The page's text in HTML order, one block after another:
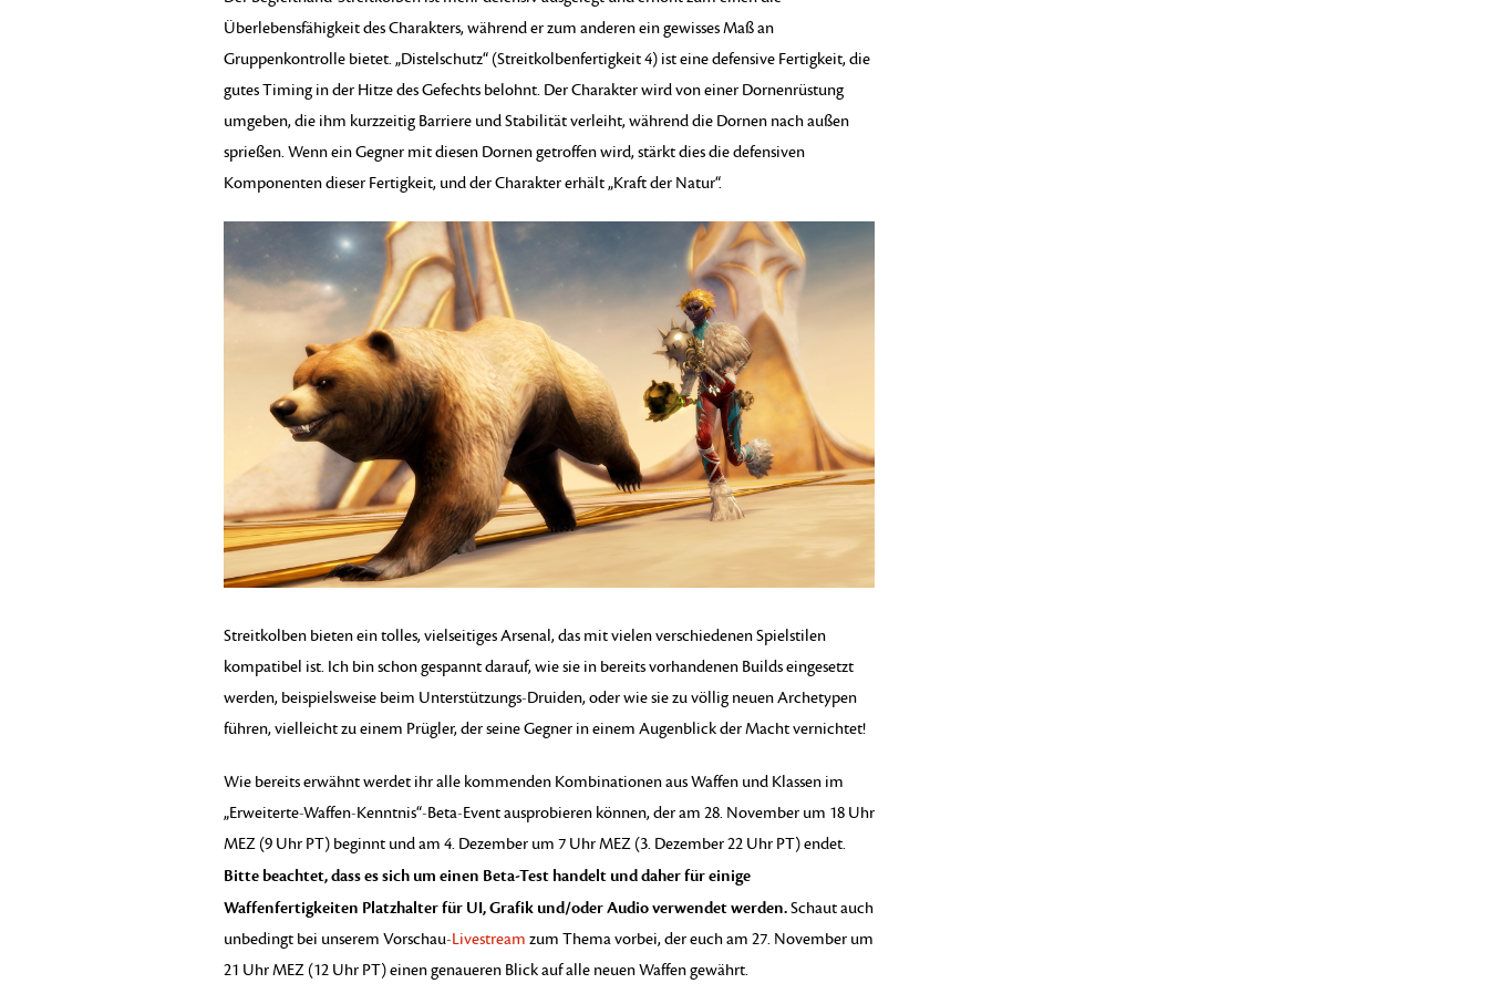
Überlebensfähigkeit des Charakters, während er zum anderen ein gewisses Maß an
Gruppenkontrolle bietet. „Distelschutz“ (Streitkolbenfertigkeit 4) ist eine defensive Fertigkeit, die
gutes Timing in der Hitze des Gefechts belohnt. Der Charakter wird von einer Dornenrüstung
umgeben, die ihm kurzzeitig Barriere und Stabilität verleiht, während die Dornen nach außen
sprießen. Wenn ein Gegner mit diesen Dornen getroffen wird, stärkt dies die defensiven
Komponenten dieser Fertigkeit, und der Charakter erhält „Kraft der Natur“.
Streitkolben bieten ein tolles, vielseitiges Arsenal, das mit vielen verschiedenen Spielstilen
kompatibel ist. Ich bin schon gespannt darauf, wie sie in bereits vorhandenen Builds eingesetzt
werden, beispielsweise beim Unterstützungs-Druiden, oder wie sie zu völlig neuen Archetypen
führen, vielleicht zu einem Prügler, der seine Gegner in einem Augenblick der Macht vernichtet!
Wie bereits erwähnt werdet ihr alle kommenden Kombinationen aus Waffen und Klassen im
„Erweiterte-Waffen-Kenntnis“-Beta-Event ausprobieren können, der am 28. November um 18 Uhr
MEZ (9 Uhr PT) beginnt und am 4. Dezember um 7 Uhr MEZ (3. Dezember 22 Uhr PT) endet.
Bitte beachtet, dass es sich um einen Beta-Test handelt und daher für einige
Waffenfertigkeiten Platzhalter für UI, Grafik und/oder Audio verwendet werden.Schaut auch
unbedingt bei unserem Vorschau-Livestream zum Thema vorbei, der euch am 27. November um
21 Uhr MEZ (12 Uhr PT) einen genaueren Blick auf alle neuen Waffen gewährt.